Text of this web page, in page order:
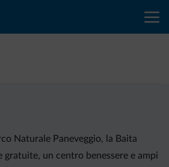
Naturale Paneveggio, la Baita
un centro benessere e ampi